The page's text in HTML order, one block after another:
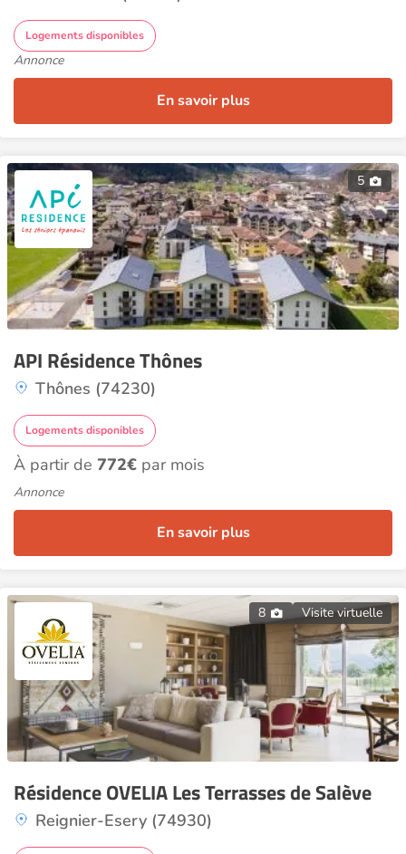
Logements disponibles
Annonce
En savoir plus
5
API Résidence Thônes
Thônes (74230)
Logements disponibles
À partir de 772€ par mois
Annonce
En savoir plus
8 Visite virtuelle
Résidence OVELIA Les Terrasses de Salève
Reignier-Esery (74930)